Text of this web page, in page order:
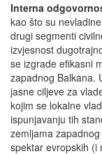
Interna
kao što su
drugi segmenti
izvjesnost
se izgrade efikasni
zapadnog Balkana.
jasne ciljeve za
kojim se lokalne
ispunjavanju tih
zemljama
spektar evropskih (i